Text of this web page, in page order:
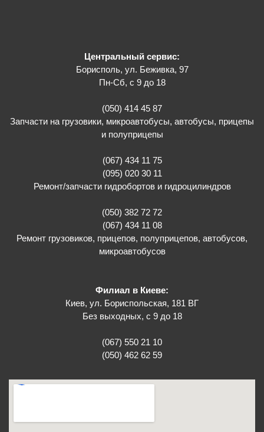
Центральный сервис:
Борисполь, ул. Беживка, 97
Пн-Сб, с 9 до 18
(050) 414 45 87
Запчасти на грузовики, микроавтобусы, автобусы, прицепы
и полуприцепы
(067) 434 11 75
(095) 020 30 11
Ремонт/запчасти гидробортов и гидроцилиндров
(050) 382 72 72
(067) 434 11 08
Ремонт грузовиков, прицепов, полуприцепов, автобусов,
микроавтобусов
Филиал в Киеве:
Киев, ул. Бориспольская, 181 ВГ
Без выходных, с 9 до 18
(067) 550 21 10
(050) 462 62 59